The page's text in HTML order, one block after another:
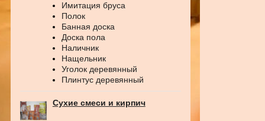
Имитация бруса
Полок
Банная доска
Доска пола
Наличник
Нащельник
Уголок деревянный
Плинтус деревянный
Сухие смеси и кирпич